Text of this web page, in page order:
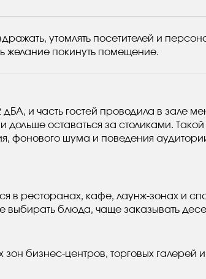
утомлять посетителей и
желание покинуть помещение.
и часть гостей проводила в зале
оставаться за столиками.
фонового шума и поведения
в ресторанах, кафе, лаунж-зонах и
выбирать блюда, чаще заказывать
бизнес-центров, торговых галерей